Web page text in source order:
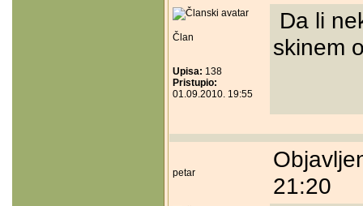
Član
Upisa: 138
Pristupio:
01.09.2010. 19:55
Da li
skinem
petar
21:20